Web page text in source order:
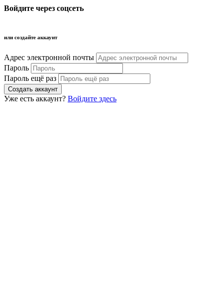
Войдите через соцсеть
или создайте аккаунт
Адрес электронной почты
Пароль
Пароль ещё раз
Уже есть аккаунт? Войдите здесь